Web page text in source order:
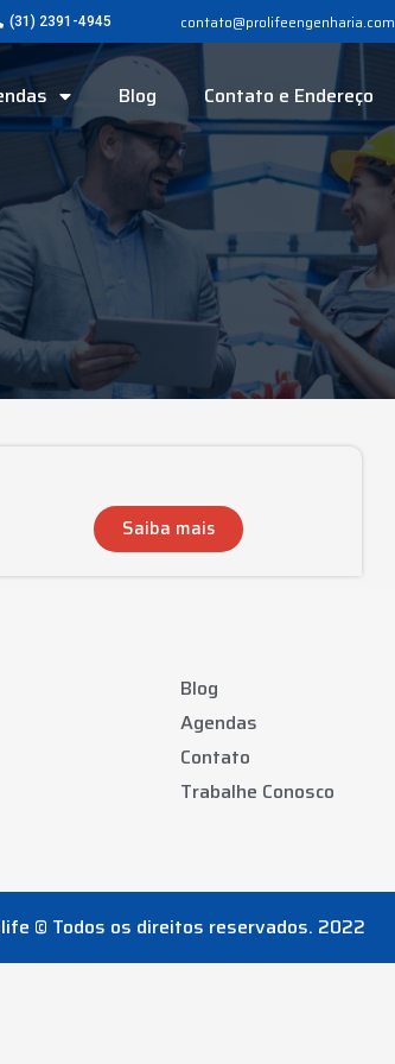
(31) 2391-4945 contato@prolifeengenharia.com
Blog Contato e Endereço
Saiba mais
Blog
Agendas
Contato
Trabalhe Conosco
© Todos os direitos reservados. 2022